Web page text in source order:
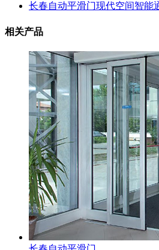
长春自动平滑门现代空间智能
相关产品